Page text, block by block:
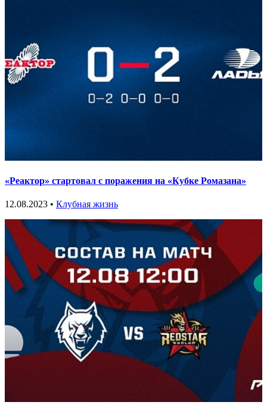
«Реактор» стартовал с поражения на «Кубке Ромазана»
12.08.2023 • Клубная жизнь